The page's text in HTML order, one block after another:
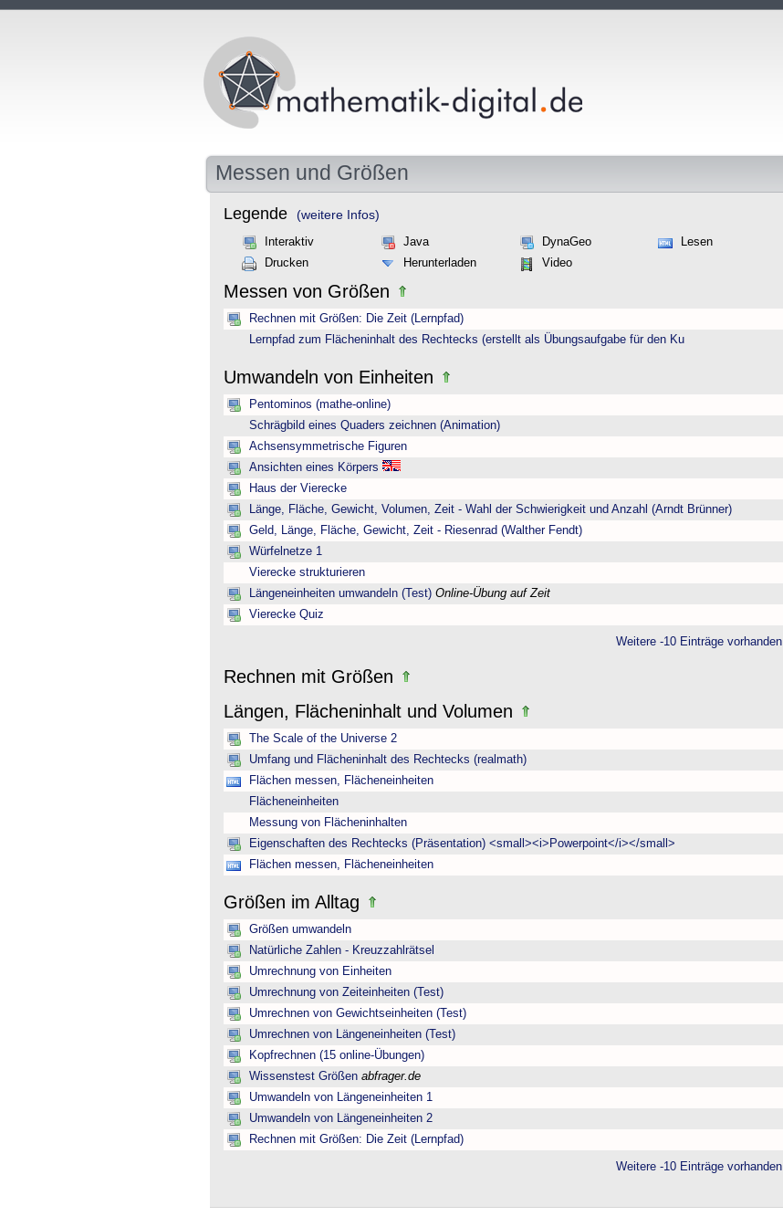
Messen und Größen
Legende (weitere Infos)
Interaktiv Java DynaGeo
Lesen
Drucken
Herunterladen Video
Messen von Größen
Rechnen mit Größen: Die Zeit (Lernpfad)
Lernpfad zum Flächeninhalt des Rechtecks (erstellt als Übungsaufgabe für den Ku
Umwandeln von Einheiten
Pentominos (mathe-online)
Schrägbild eines Quaders zeichnen (Animation)
Achsensymmetrische Figuren
Ansichten eines Körpers
Haus der Vierecke
Länge, Fläche, Gewicht, Volumen, Zeit - Wahl der Schwierigkeit und Anzahl (Arndt Brünner)
Geld, Länge, Fläche, Gewicht, Zeit - Riesenrad (Walther Fendt)
Würfelnetze 1
Vierecke strukturieren
Längeneinheiten umwandeln (Test) Online-Übung auf Zeit
Vierecke Quiz
Weitere -10 Einträge vorhanden
Rechnen mit Größen
Längen, Flächeninhalt und Volumen
The Scale of the Universe 2
Umfang und Flächeninhalt des Rechtecks (realmath)
Flächen messen, Flächeneinheiten
Flächeneinheiten
Messung von Flächeninhalten
Eigenschaften des Rechtecks (Präsentation) <small><i>Powerpoint</i></small>
Flächen messen, Flächeneinheiten
Größen im Alltag
Größen umwandeln
Natürliche Zahlen - Kreuzzahlrätsel
Umrechnung von Einheiten
Umrechnung von Zeiteinheiten (Test)
Umrechnen von Gewichtseinheiten (Test)
Umrechnen von Längeneinheiten (Test)
Kopfrechnen (15 online-Übungen)
Wissenstest Größen abfrager.de
Umwandeln von Längeneinheiten 1
Umwandeln von Längeneinheiten 2
Rechnen mit Größen: Die Zeit (Lernpfad)
Weitere -10 Einträge vorhanden